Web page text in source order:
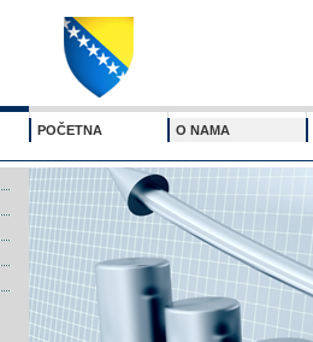
POČETNA O NAMA